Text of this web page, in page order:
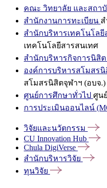
คณะ วิทยาลัย และสถา
สำนักงานการทะเบียน
สำนักบริหารเทคโนโลยี
เทคโนโลยีสารสนเทศ
สำนักบริหารกิจการนิสิต
องค์การบริหารสโมสร
สโมสรนิสิตจุฬาฯ (อบจ.)
ศูนย์การศึกษาทั่วไป ศูน
การประเมินออนไลน์
วิจัยและนวัตกรรม
CU Innovation Hub
Chula DigiVerse
สำนักบริหารวิจัย
ทุนวิจัย